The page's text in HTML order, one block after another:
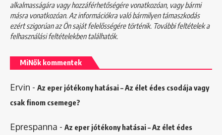
alkalmasságára vagy hozzáférhetőségére vonatkozóan, vagy bármi
másra vonatkozóan. Az információkra való bármilyen támaszkodás
ezért szigorúan az Ön saját felelősségére történik. További feltételek a
felhasználási feltételekbentalálhatók.
MiNők kommentek
Ervin - Az eper jótékony hatásai – Az élet édes csodája vagy
csak finom csemege?
Eprespanna - Az eper jótékony hatásai – Az élet édes